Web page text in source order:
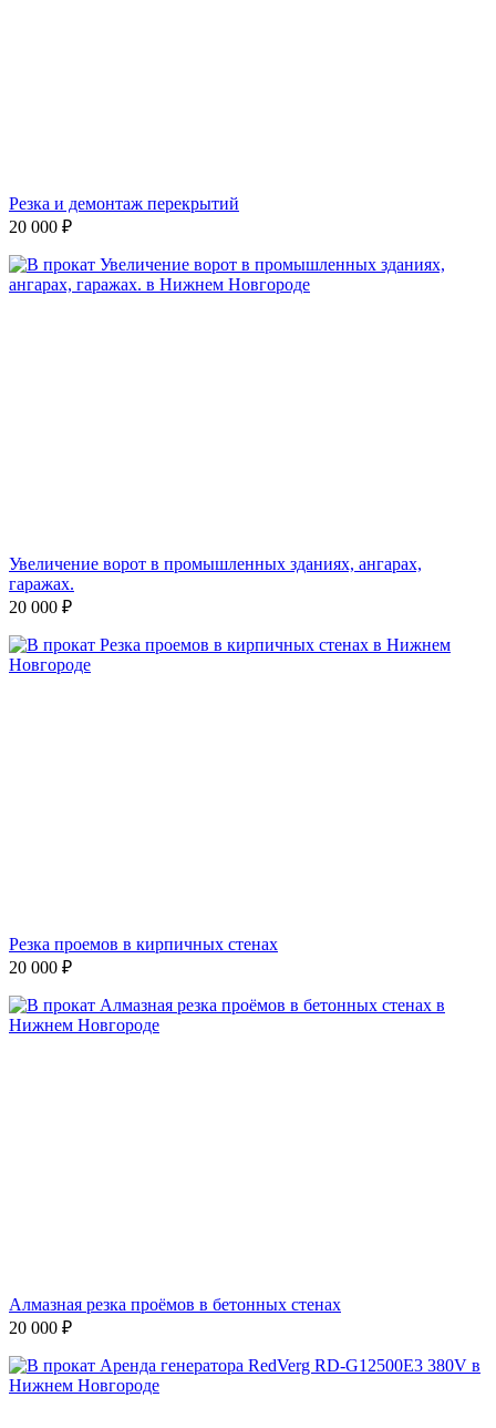
Резка и демонтаж перекрытий
20 000 ₽
Увеличение ворот в промышленных зданиях, ангарах,
гаражах.
20 000 ₽
Резка проемов в кирпичных стенах
20 000 ₽
Алмазная резка проёмов в бетонных стенах
20 000 ₽